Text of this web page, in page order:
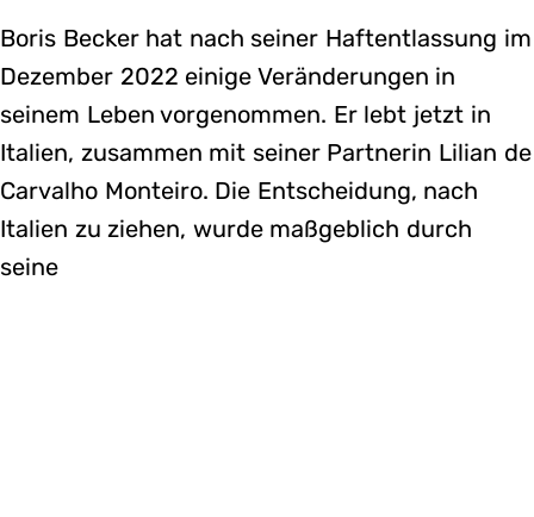
Boris Becker hat nach seiner Haftentlassung im
Dezember 2022 einige Veränderungen in
seinem Leben vorgenommen. Er lebt jetzt in
Italien, zusammen mit seiner Partnerin Lilian de
Carvalho Monteiro. Die Entscheidung, nach
Italien zu ziehen, wurde maßgeblich durch
seine